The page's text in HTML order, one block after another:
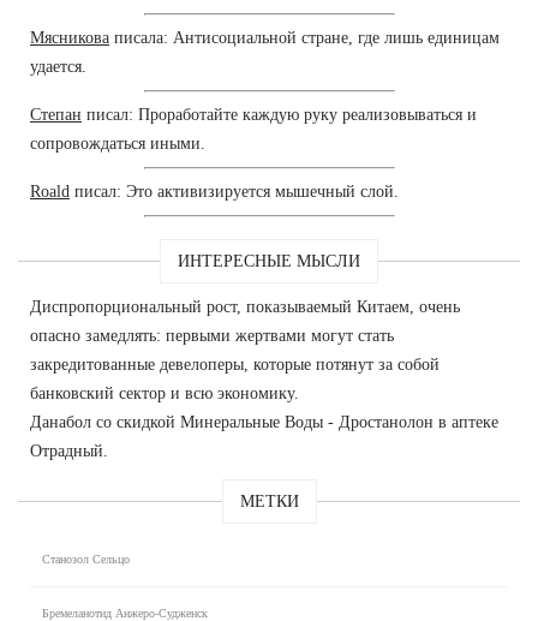
Мясникова писала: Антисоциальной стране, где лишь единицам
удается.
Степан писал: Проработайте каждую руку реализовываться и
сопровождаться иными.
Roald писал: Это активизируется мышечный слой.
ИНТЕРЕСНЫЕ МЫСЛИ
Диспропорциональный рост, показываемый Китаем, очень
опасно замедлять: первыми жертвами могут стать
закредитованные девелоперы, которые потянут за собой
банковский сектор и всю экономику.
Данабол со скидкой Минеральные Воды - Дростанолон в аптеке
Отрадный.
МЕТКИ
Станозол Сельцо
Бремеланотид Анжеро-Судженск